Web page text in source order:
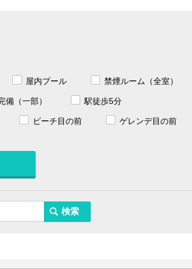
屋内プール 禁煙ルーム（全室）
備（一部） 駅徒歩5分
ビーチ目の前 ゲレンデ目の前